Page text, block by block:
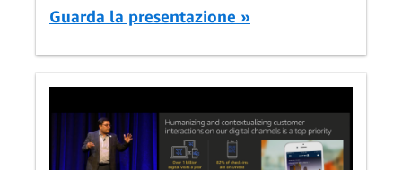
Guarda la presentazione »